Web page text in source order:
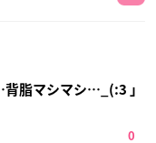
脂マシマシ…_(:3 」
0